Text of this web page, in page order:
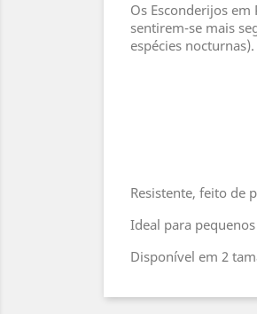
Os Esconderijos
sentirem-se mais
espécies nocturnas).
Resistente, feito de
Ideal para
Disponível em 2